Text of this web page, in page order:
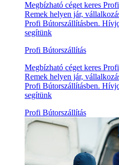
Megbízható céget keres
Remek helyen jár,
Profi Bútorszállításben.
segítünk
Profi Bútorszállítás
Megbízható céget keres
Remek helyen jár,
Profi Bútorszállításben.
segítünk
Profi Bútorszállítás